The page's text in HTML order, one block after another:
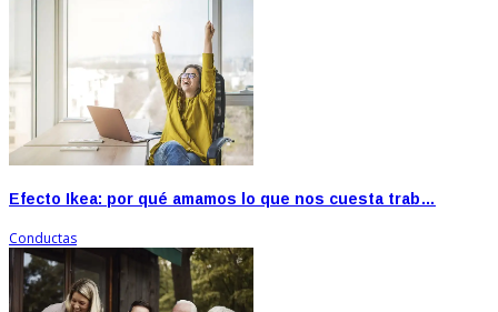
Efecto Ikea: por qué amamos lo que nos cuesta trab…
Conductas